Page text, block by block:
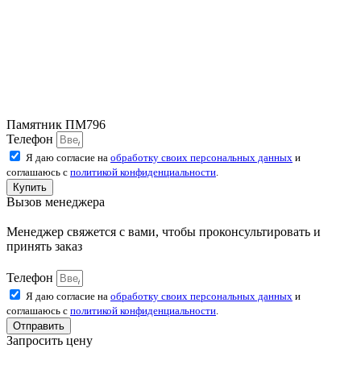
Памятник ПМ796
Телефон
Я даю согласие на обработку своих персональных данных и
соглашаюсь с политикой конфиденциальности
Купить
Вызов менеджера
Менеджер свяжется с вами, чтобы проконсультировать и
принять заказ
Телефон
Я даю согласие на обработку своих персональных данных и
соглашаюсь с политикой конфиденциальности
Отправить
Запросить цену